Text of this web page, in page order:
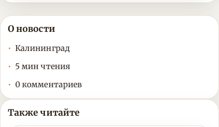
О новости
Калининград
5 мин чтения
0 комментариев
Также читайте